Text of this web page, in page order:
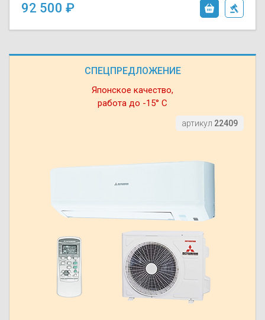
СПЕЦПРЕДЛОЖЕНИЕ
Японское качество,
работа до -15° С
артикул 22409
92 500